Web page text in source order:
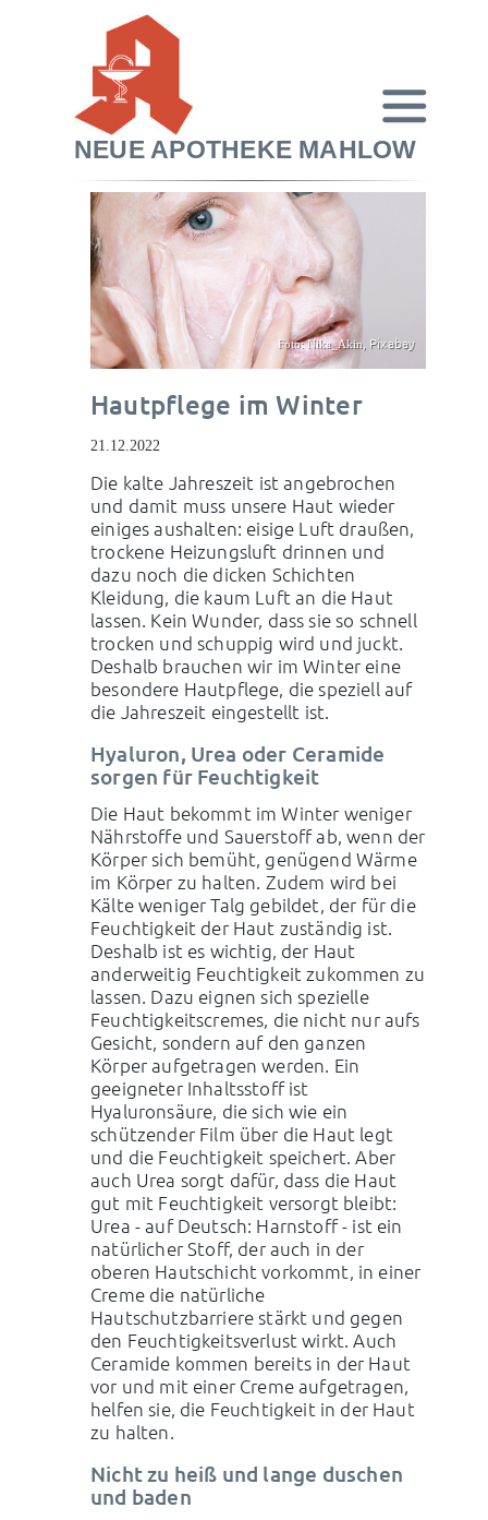
NEUE APOTHEKE MAHLOW
Foto: Nika_Akin, Pixabay
Hautpflege im Winter
21.12.2022
Die kalte Jahreszeit ist angebrochen
und damit muss unsere Haut wieder
einiges aushalten: eisige Luft draußen,
trockene Heizungsluft drinnen und
dazu noch die dicken Schichten
Kleidung, die kaum Luft an die Haut
lassen. Kein Wunder, dass sie so schnell
trocken und schuppig wird und juckt.
Deshalb brauchen wir im Winter eine
besondere Hautpflege, die speziell auf
die Jahreszeit eingestellt ist.
Hyaluron, Urea oder Ceramide
sorgen für Feuchtigkeit
Die Haut bekommt im Winter weniger
Nährstoffe und Sauerstoff ab, wenn der
Körper sich bemüht, genügend Wärme
im Körper zu halten. Zudem wird bei
Kälte weniger Talg gebildet, der für die
Feuchtigkeit der Haut zuständig ist.
Deshalb ist es wichtig, der Haut
anderweitig Feuchtigkeit zukommen zu
lassen. Dazu eignen sich spezielle
Feuchtigkeitscremes, die nicht nur aufs
Gesicht, sondern auf den ganzen
Körper aufgetragen werden. Ein
geeigneter Inhaltsstoff ist
Hyaluronsäure, die sich wie ein
schützender Film über die Haut legt
und die Feuchtigkeit speichert. Aber
auch Urea sorgt dafür, dass die Haut
gut mit Feuchtigkeit versorgt bleibt:
Urea - auf Deutsch: Harnstoff - ist ein
natürlicher Stoff, der auch in der
oberen Hautschicht vorkommt, in einer
Creme die natürliche
Hautschutzbarriere stärkt und gegen
den Feuchtigkeitsverlust wirkt. Auch
Ceramide kommen bereits in der Haut
vor und mit einer Creme aufgetragen,
helfen sie, die Feuchtigkeit in der Haut
zu halten.
Nicht zu heiß und lange duschen
und baden